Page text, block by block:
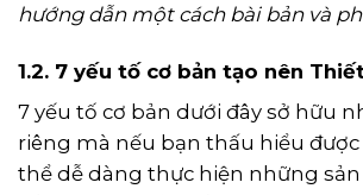
hướng dẫn một cách bài bản và
1.2. 7 yếu tố cơ bản tạo nên
7 yếu tố cơ bản dưới đây sở hữu
riêng mà nếu bạn thấu hiểu
thể dễ dàng thực hiện những